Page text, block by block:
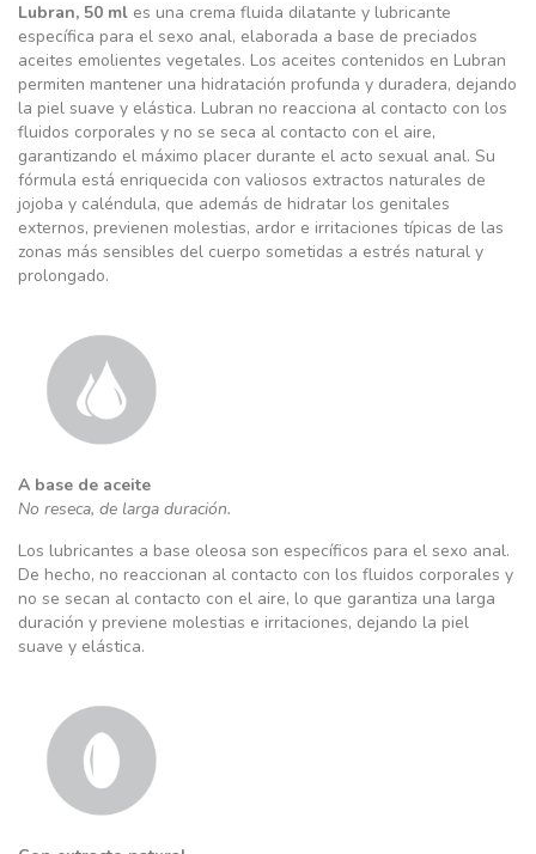
Lubran, 50 ml es una crema fluida dilatante y lubricante
específica para el sexo anal, elaborada a base de preciados
aceites emolientes vegetales. Los aceites contenidos en Lubran
permiten mantener una hidratación profunda y duradera, dejando
la piel suave y elástica. Lubran no reacciona al contacto con los
fluidos corporales y no se seca al contacto con el aire,
garantizando el máximo placer durante el acto sexual anal. Su
fórmula está enriquecida con valiosos extractos naturales de
jojoba y caléndula, que además de hidratar los genitales
externos, previenen molestias, ardor e irritaciones típicas de las
zonas más sensibles del cuerpo sometidas a estrés natural y
prolongado.
A base de aceite
No reseca, de larga duración.
Los lubricantes a base oleosa son específicos para el sexo anal.
De hecho, no reaccionan al contacto con los fluidos corporales y
no se secan al contacto con el aire, lo que garantiza una larga
duración y previene molestias e irritaciones, dejando la piel
suave y elástica.